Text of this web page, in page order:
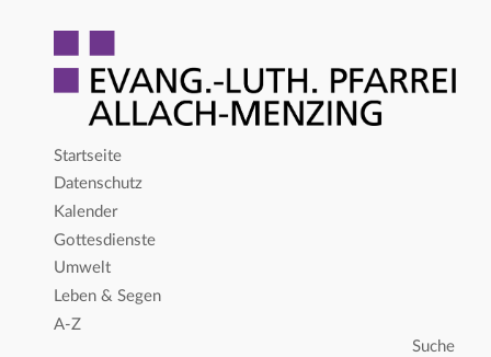
Startseite
Datenschutz
Kalender
Gottesdienste
Umwelt
Leben & Segen
A-Z